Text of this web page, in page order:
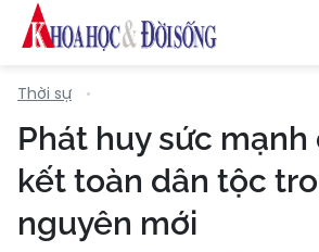
Thời sự
Phát huy sức mạnh
kết toàn dân tộc
nguyên mới